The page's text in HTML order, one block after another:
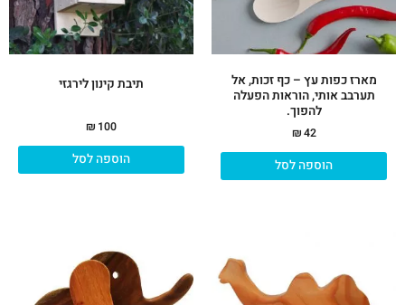
מארז כפות עץ – כף זכות, אל
תערבב אותי, הוראות הפעלה
להפוך.
₪42
הוספה לסל
תיבת קינון לירגזי
₪ 100
הוספה לסל